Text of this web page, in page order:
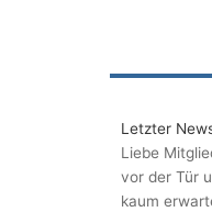
Letzter
Liebe
vor der Tür
kaum